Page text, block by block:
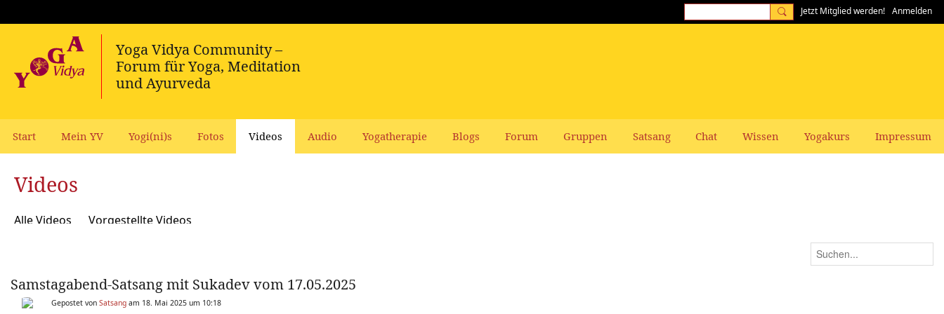
Jetzt Mitglied werden! Anmelden
Start Mein YV Yogi(ni)s Fotos Videos Audio Yogatherapie Blogs Forum Gruppen Satsang Chat Wissen Yogakurs Impressum
Videos
Alle Videos Vorgestellte Videos
Samstagabend-Satsang mit Sukadev vom 17.05.2025
Gepostet von Satsang am 18. Mai 2025 um 10:18